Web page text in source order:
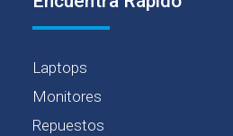
Laptops
Monitores
Repuestos